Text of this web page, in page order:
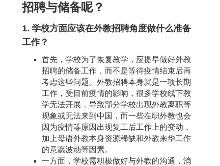
招聘与储备呢？
1. 学校方面应该在外教招聘角度做什么准备
工作？
首先，学校为了恢复教学，应提早做好外教
招聘的储备工作，而不是等待疫情结束后再
考虑这些问题。外教招聘本身就是一项长期
工作，受目前疫情的影响，很多学校线下教
学无法开展，导致部分学校出现外教离职等
现象或无法来到中国，而一些在职外教也会
因为疫情等原因出现复工后工作上的变动，
加上母语外教本身资源稀缺和外教来华工作
的意愿波动等因素。
一方面，学校需积极做好与外教的沟通，消